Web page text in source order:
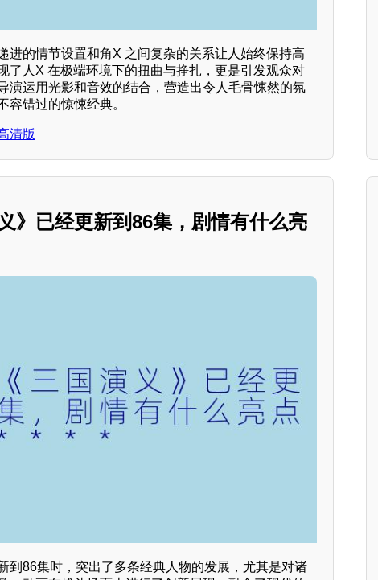
进的情节设置和角X 之间复杂的关系让人始终保持高
了人X 在极端环境下的扭曲与挣扎，更是引发观众对
演运用光影和音效的结合，营造出令人毛骨悚然的氛
容错过的惊悚经典。
清版
》已经更新到86集，剧情有什么亮
到86集时，突出了多条经典人物的发展，尤其是对诸